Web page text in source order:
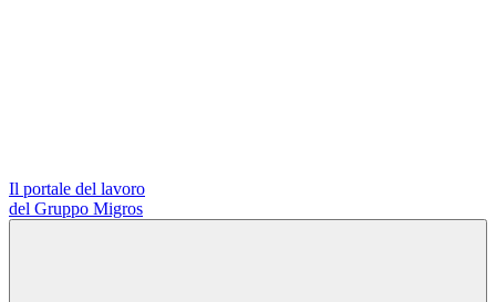
Il portale del lavoro
del Gruppo Migros